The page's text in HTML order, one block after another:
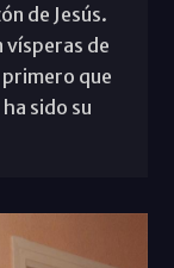
de Jesús.
vísperas de
que
sido su